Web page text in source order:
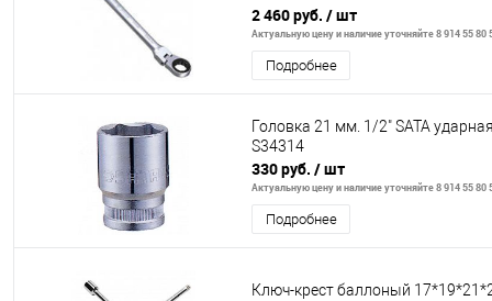
2 460 руб. / шт
Актуальную цену и наличие уточняйте 8 914 55 80
Подробнее
Головка 21 мм. 1/2" SATA
S34314
330 руб. / шт
Актуальную цену и наличие уточняйте 8 914 55 80
Подробнее
Ключ-крест баллоный